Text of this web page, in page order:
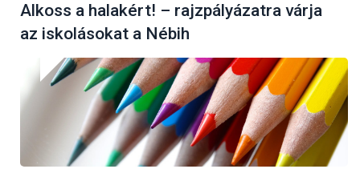
Alkoss a halakért! – rajzpályázatra várja
az iskolásokat a Nébih